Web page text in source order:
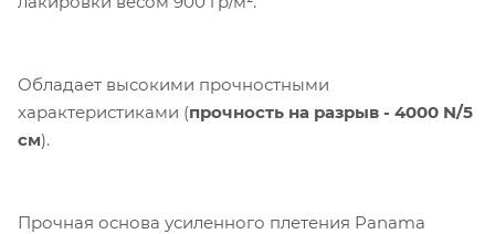
Обладает высокими прочностными
характеристиками (прочность на разрыв - 4000 N/5
см).
Прочная основа усиленного плетения Panama